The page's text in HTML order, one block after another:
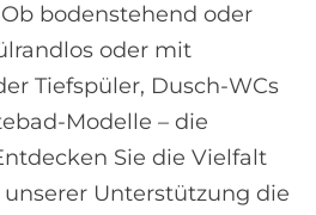
bodenstehend oder
oder mit
Tiefspüler, Dusch-WCs
Modelle – die
Sie die Vielfalt
Unterstützung die